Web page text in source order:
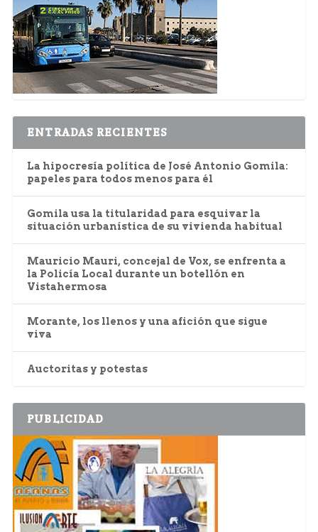
ENTRADAS RECIENTES
La hipocresía política de José Antonio Gomila:
papeles para todos menos para él
Gomila usa la titularidad para esquivar la
situación urbanística de su vivienda habitual
Mauricio Mauri, concejal de Vox, se enfrenta a
la Policía Local durante un botellón en
Vistahermosa
Morante, los llenos y una afición que sigue
viva
Auctoritas y potestas
PUBLICIDAD